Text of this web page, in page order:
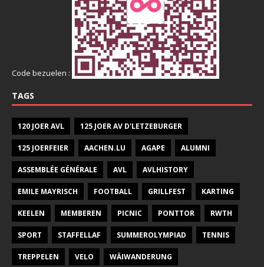
Code bezuelen :
TAGS
120 JOER AVL 125 JOER AV D'LETZEBURGER
125 JOERFEIER AACHEN.LU AGAPE ALUMNI
ASSEMBLÉE GÉNÉRALE AVL AVLHISTORY
EMILE MAYRISCH FOOTBALL GRILLFEST KARTING
KEELEN MEMBEREN PICNIC PONTTOR RWTH
SPORT STAFFELLAF SUMMEROLYMPIAD TENNIS
TREPPELEN VELO WÄIWANDERUNG